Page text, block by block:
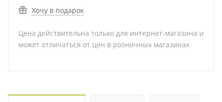
Хочу в подарок
Цена действительна только для интернет-магазина и
может отличаться от цен в розничных магазинах